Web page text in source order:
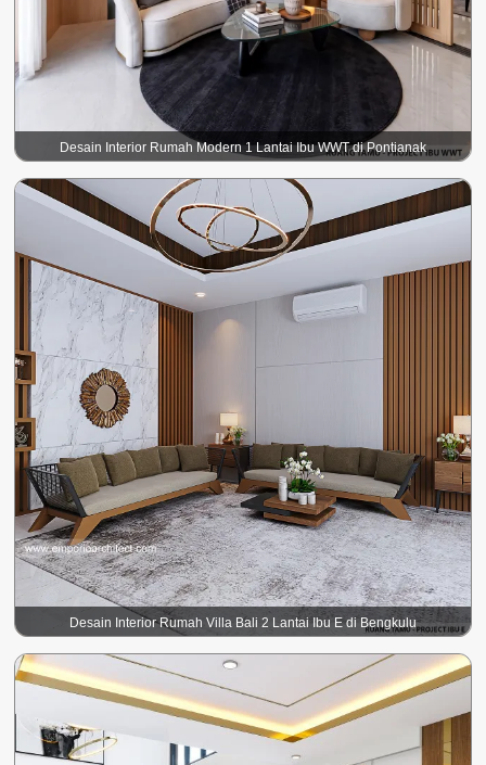
Desain Interior Rumah Modern 1 Lantai Ibu WWT di Pontianak
Desain Interior Rumah Villa Bali 2 Lantai Ibu E di Bengkulu